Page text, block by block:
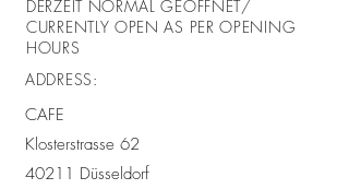
DERZEIT NORMAL GEÖFFNET/
CURRENTLY OPEN AS PER OPENING
HOURS
ADDRESS:
CAFE
Klosterstrasse 62
40211 Düsseldorf